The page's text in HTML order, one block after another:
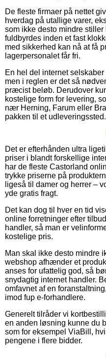
De fleste firmaer på nettet
hverdag på utallige varer,
som ikke desto mindre
fuldbyrdes inden et fast
med sikkerhed kan nå at få
lagerpersonalet får fri.
En hel del internet
men i reglen er det så
præcist beløb. Derudover
kostelige form for levering,
nær Herning, Farum eller
pakken til et udleveringssted.
Det er efterhånden ultra
priser i blandt forskellige
har de fleste Castorland
trykke priserne på
ligeså til damer og herrer –
yde gratis fragt.
Det kan dog til hver en tid
online forretninger efter
handler, så man er
kostelige pris.
Man skal ikke desto mindre
webshop afhænder et
anses for ufattelig god, så
snydagtig internet handler.
omfavnet af en
imod fup e-forhandlere.
Generelt tilråder vi
en anden løsning kunne du
som for eksempel ViaBill,
pengene i flere bidder.